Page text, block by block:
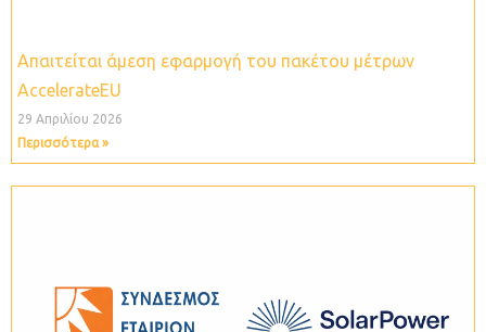
Απαιτείται άμεση εφαρμογή του πακέτου μέτρων
ΑccelerateEU
29 Απριλίου 2026
Περισσότερα »